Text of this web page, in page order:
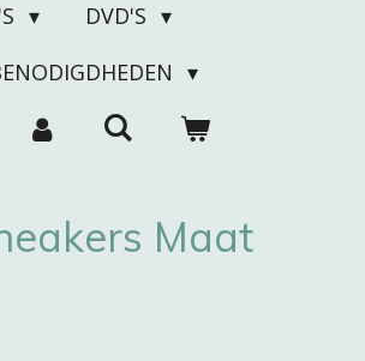
DVD'S
Maat